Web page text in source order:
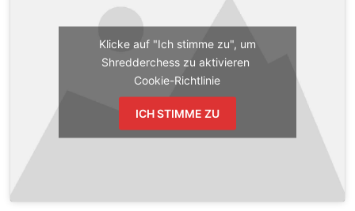
Klicke auf "Ich stimme zu", um
Shredderchess zu aktivieren
Cookie-Richtlinie
ICH STIMME ZU